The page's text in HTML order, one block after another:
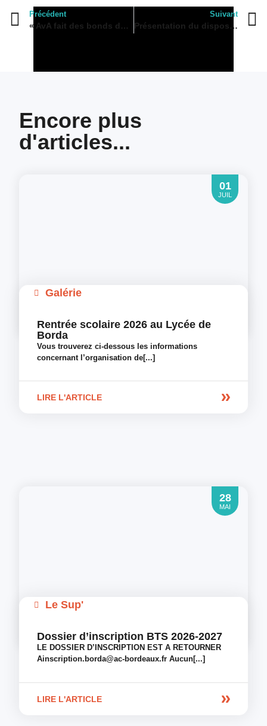
Précédent
« AvA fait des bonds dans le temps et milite pour ses arrières-arrières-arrières petites filles »
Suivant
Présentation du dispositif JPPJV : Préparation à l’entrée à Science Po Bordeaux
Encore plus
d'articles...
01
JUIL
Galérie
Rentrée scolaire 2026 au Lycée de
Borda
Vous trouverez ci-dessous les informations
concernant l’organisation de[...]
LIRE L'ARTICLE
28
MAI
Le Sup'
Dossier d’inscription BTS 2026-2027
LE DOSSIER D’INSCRIPTION EST A RETOURNER
Ainscription.borda@ac-bordeaux.fr Aucun[...]
LIRE L'ARTICLE